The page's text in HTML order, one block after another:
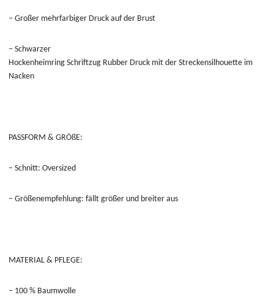
– Großer mehrfarbiger Druck auf der Brust
– Schwarzer
Hockenheimring Schriftzug Rubber Druck mit der Streckensilhouette im
Nacken
PASSFORM & GRÖßE:
– Schnitt: Oversized
– Größenempfehlung: fällt größer und breiter aus
MATERIAL & PFLEGE:
– 100 % Baumwolle